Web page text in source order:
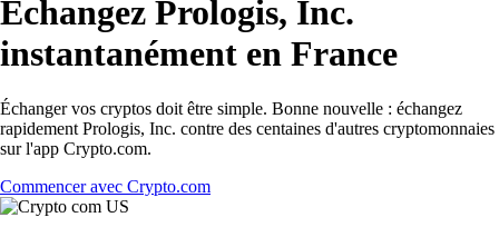
Échangez Prologis, Inc.
instantanément en France
Échanger vos cryptos doit être simple. Bonne nouvelle : échangez
rapidement Prologis, Inc. contre des centaines d'autres cryptomonnaies
sur l'app Crypto.com.
Commencer avec Crypto.com